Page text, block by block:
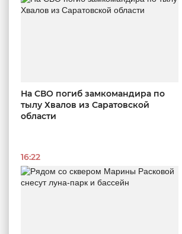
На СВО погиб замкомандира по
тылу Хвалов из Саратовской
области
16:22